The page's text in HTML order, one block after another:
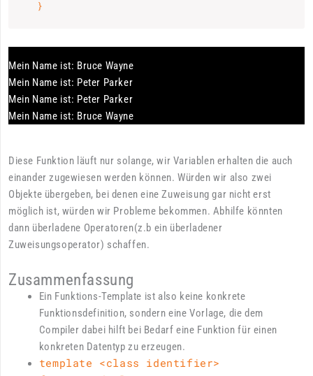
Mein Name ist: Bruce Wayne
Mein Name ist: Peter Parker
Mein Name ist: Peter Parker
Mein Name ist: Bruce Wayne
Diese Funktion läuft nur solange, wir Variablen erhalten die auch
einander zugewiesen werden können. Würden wir also zwei
Objekte übergeben, bei denen eine Zuweisung gar nicht erst
möglich ist, würden wir Probleme bekommen. Abhilfe könnten
dann überladene Operatoren(z.b ein überladener
Zuweisungsoperator) schaffen.
Zusammenfassung
Ein Funktions-Template ist also keine konkrete
Funktionsdefinition, sondern eine Vorlage, die dem
Compiler dabei hilft bei Bedarf eine Funktion für einen
konkreten Datentyp zu erzeugen.
template <class identifier>